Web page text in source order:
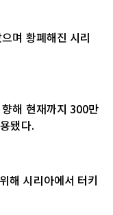
며 황폐해진 시리
향해 현재까지300만
됐다.
해 시리아에서 터키